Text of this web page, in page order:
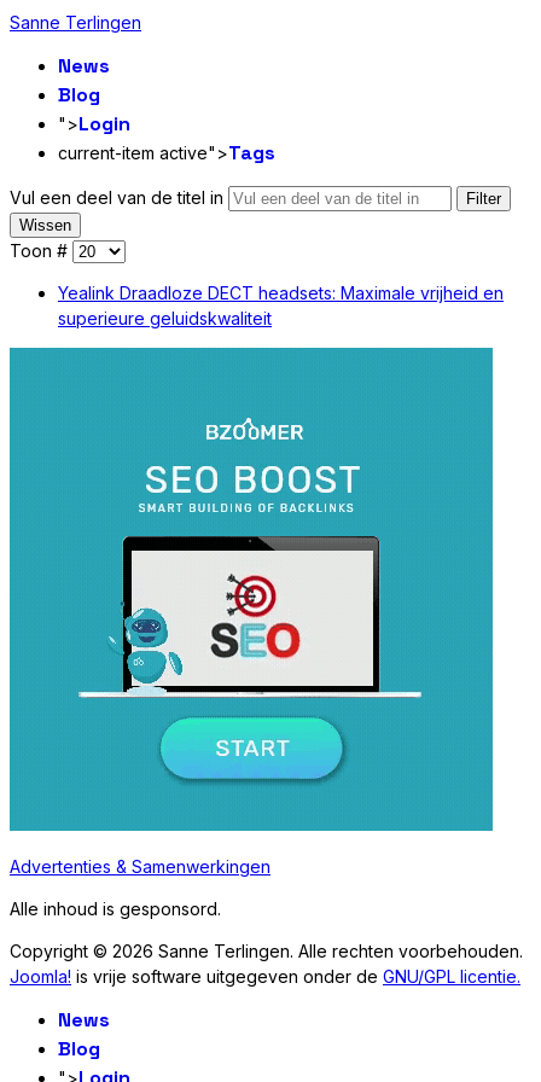
Sanne Terlingen
News
Blog
">Login
current-item active">Tags
Vul een deel van de titel in
Filter
Wissen
Toon #
Yealink Draadloze DECT headsets: Maximale vrijheid en
superieure geluidskwaliteit
Advertenties & Samenwerkingen
Alle inhoud is gesponsord.
Copyright © 2026 Sanne Terlingen. Alle rechten voorbehouden.
Joomla! is vrije software uitgegeven onder de GNU/GPL licentie.
News
Blog
">